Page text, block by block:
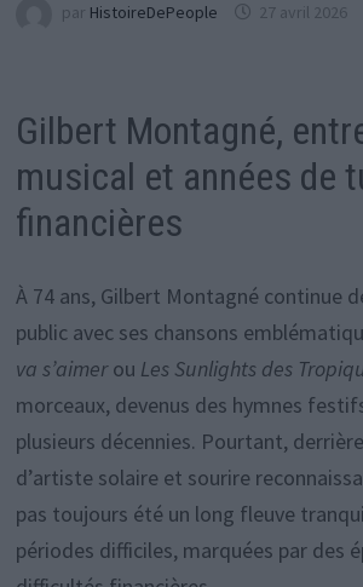
par HistoireDePeople 27 avril 2026
Gilbert Montagné,
musical et années de
financières
À 74 ans, Gilbert Montagné continue
public avec ses chansons
va s’aimerou Les Sunlights des
morceaux, devenus des hymnes
plusieurs décennies. Pourtant,
d’artiste solaire et sourire
pas toujours été un long fleuve
périodes difficiles, marquées par des